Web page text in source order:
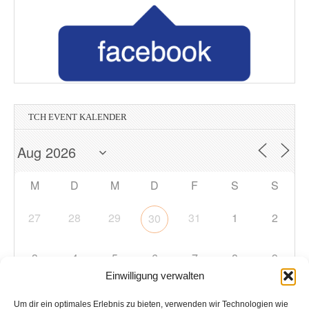
Einwilligung verwalten
Um dir ein optimales Erlebnis zu bieten, verwenden wir Technologien wie
TCH EVENT KALENDER
M D M D F S S
27 28 29 30 31 1 2
3 4 5 6 7 8 9
10 11 12 13 14 15